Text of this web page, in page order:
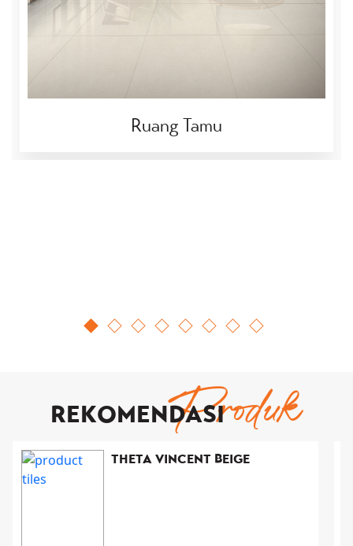
Ruang Tamu
REKOMENDASIProduk
THETA VINCENT BEIGE